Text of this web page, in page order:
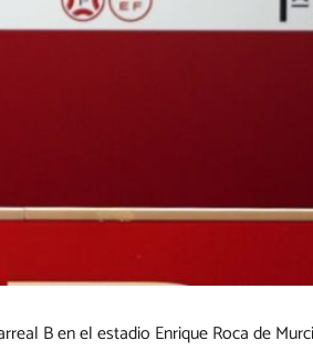
B en el estadio Enrique Roca de